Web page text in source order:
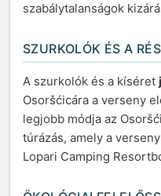
szabálytalanságok
SZURKOLÓK ÉS A
A szurkolók és a kíséret
Osoršćicára a verseny
legjobb módja az
túrázás, amely a
Lopari Camping